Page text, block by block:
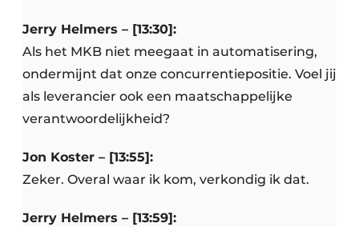
Jerry Helmers – [13:30]:
Als het MKB niet meegaat in automatisering,
ondermijnt dat onze concurrentiepositie. Voel jij
als leverancier ook een maatschappelijke
verantwoordelijkheid?
Jon Koster – [13:55]:
Zeker. Overal waar ik kom, verkondig ik dat.
Jerry Helmers – [13:59]: